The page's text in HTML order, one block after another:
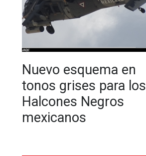
Nuevo esquema en
tonos grises para los
Halcones Negros
mexicanos